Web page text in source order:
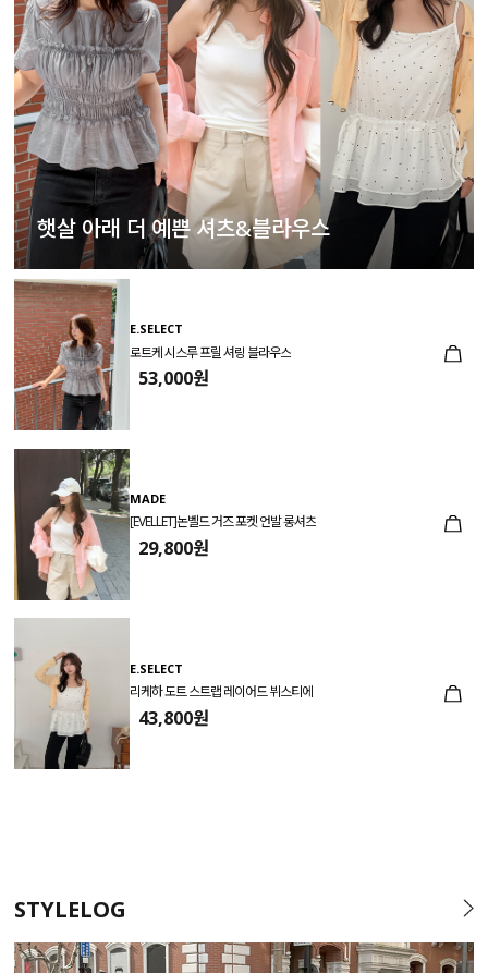
햇살 아래 더 예쁜 셔츠&블라우스
E.SELECT
로트케 시스루 프릴 셔링 블라우스
53,000원
MADE
[EVELLET]논벨드 거즈 포켓 언발 롱셔츠
29,800원
E.SELECT
리케하 도트 스트랩 레이어드 뷔스티에
43,800원
STYLELOG